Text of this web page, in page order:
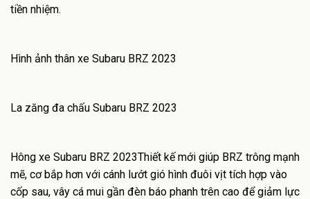
tiền nhiệm.
Hình ảnh thân xe Subaru BRZ 2023
La zăng đa chấu Subaru BRZ 2023
Hông xe Subaru BRZ 2023Thiết kế mới giúp BRZ trông mạnh
mẽ, cơ bắp hơn với cánh lướt gió hình đuôi vịt tích hợp vào
cốp sau, vây cá mui gần đèn báo phanh trên cao để giảm lực